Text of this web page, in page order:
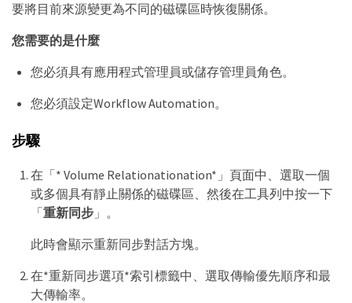
要將目前來源變更為不同的磁碟區時恢復關係。
您需要的是什麼
您必須具有應用程式管理員或儲存管理員角色。
您必須設定Workflow Automation。
步驟
在「* Volume Relationationation*」頁面中、選取一個
或多個具有靜止關係的磁碟區、然後在工具列中按一下
「重新同步」。
此時會顯示重新同步對話方塊。
在*重新同步選項*索引標籤中、選取傳輸優先順序和最
大傳輸率。